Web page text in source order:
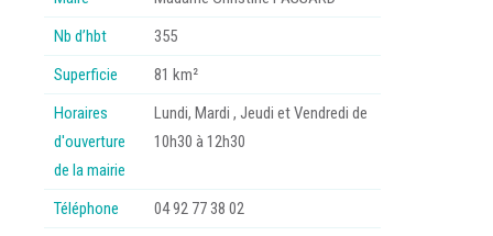
Nb d’hbt
355
Superficie
81 km²
Horaires
d'ouverture
de la mairie
Lundi, Mardi , Jeudi et Vendredi de
10h30 à 12h30
Téléphone
04 92 77 38 02